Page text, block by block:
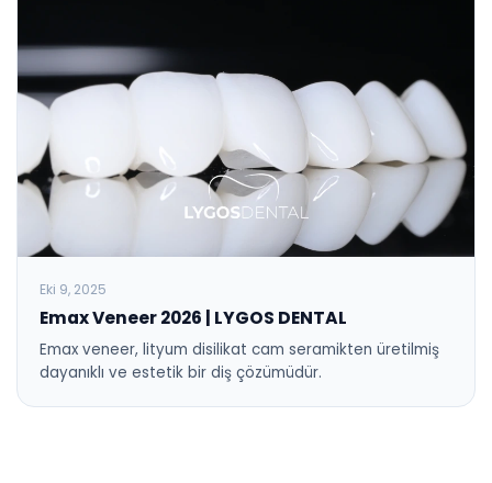
Eki 9, 2025
Emax Veneer 2026 | LYGOS DENTAL
Emax veneer, lityum disilikat cam seramikten üretilmiş
dayanıklı ve estetik bir diş çözümüdür.